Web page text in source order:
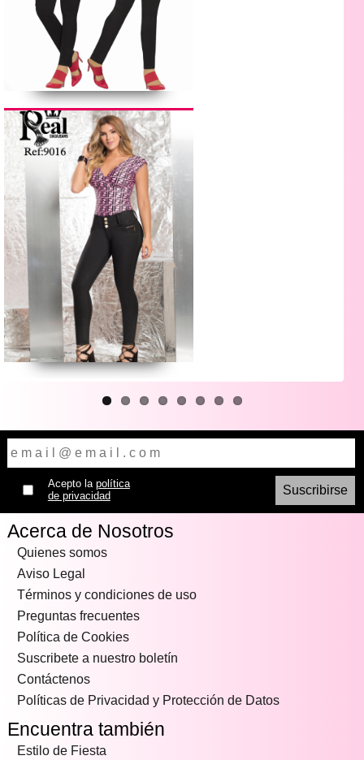
Acepto la política
de privacidad
Acerca de Nosotros
Quienes somos
Aviso Legal
Términos y condiciones de uso
Preguntas frecuentes
Política de Cookies
Suscribete a nuestro boletín
Contáctenos
Políticas de Privacidad y Protección de Datos
Encuentra también
Estilo de Fiesta